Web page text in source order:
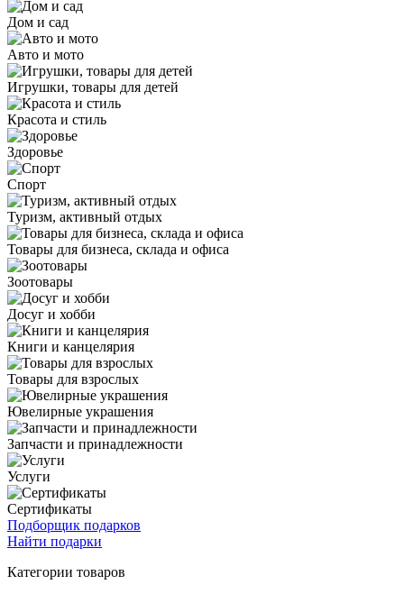
Дом и сад
Авто и мото
Игрушки, товары для детей
Красота и стиль
Здоровье
Спорт
Туризм, активный отдых
Товары для бизнеса, склада и офиса
Зоотовары
Досуг и хобби
Книги и канцелярия
Товары для взрослых
Ювелирные украшения
Запчасти и принадлежности
Услуги
Сертификаты
Подборщик подарков
Найти подарки
Категории товаров